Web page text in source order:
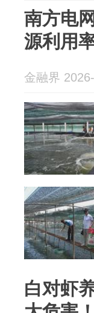
南方电
源利用
金融界
白对虾